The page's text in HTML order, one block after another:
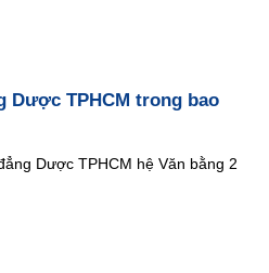
Dược TPHCM trong bao
Dược TPHCM hệ Văn bằng 2